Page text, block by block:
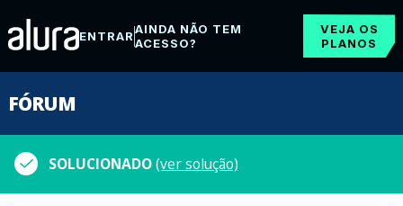
ENTRARAINDA NÃO TEM
ACESSO?
VEJA OS
PLANOS
FÓRUM
SOLUCIONADO(ver solução)